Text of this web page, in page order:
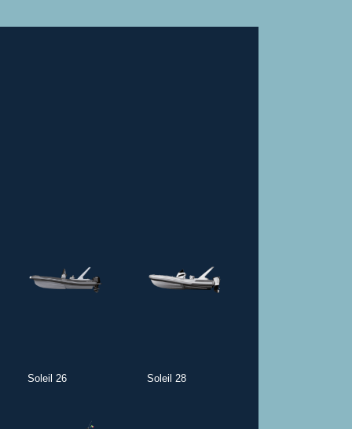
Soleil 26 Soleil 28